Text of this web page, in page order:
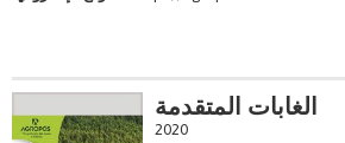
الغابات المتقدمة
2020